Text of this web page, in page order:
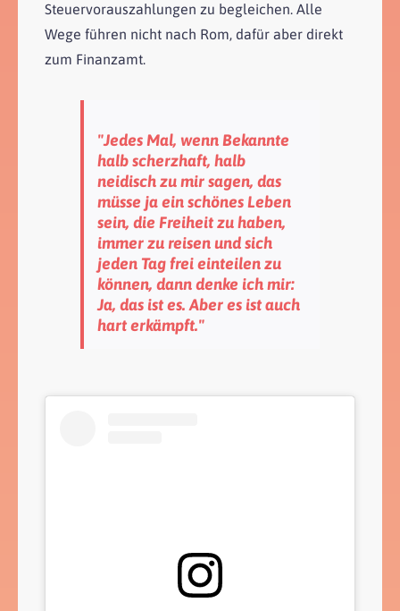
Steuervorauszahlungen zu begleichen. Alle
Wege führen nicht nach Rom, dafür aber direkt
zum Finanzamt.
"Jedes Mal, wenn Bekannte
halb scherzhaft, halb
neidisch zu mir sagen, das
müsse ja ein schönes Leben
sein, die Freiheit zu haben,
immer zu reisen und sich
jeden Tag frei einteilen zu
können, dann denke ich mir:
Ja, das ist es. Aber es ist auch
hart erkämpft."